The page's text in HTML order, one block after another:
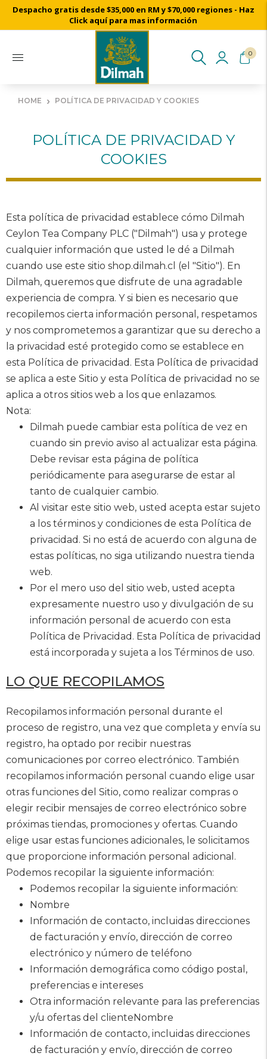
Despacho gratis desde $35,000 en RM y $70,000 regiones - Haz
Click aquí para mas información
0
HOME › POLÍTICA DE PRIVACIDAD Y COOKIES
POLÍTICA DE PRIVACIDAD Y
COOKIES
Esta política de privacidad establece cómo Dilmah
Ceylon Tea Company PLC ("Dilmah") usa y protege
cualquier información que usted le dé a Dilmah
cuando use este sitio shop.dilmah.cl (el "Sitio"). En
Dilmah, queremos que disfrute de una agradable
experiencia de compra. Y si bien es necesario que
recopilemos cierta información personal, respetamos
y nos comprometemos a garantizar que su derecho a
la privacidad esté protegido como se establece en
esta Política de privacidad. Esta Política de privacidad
se aplica a este Sitio y esta Política de privacidad no se
aplica a otros sitios web a los que enlazamos.
Nota:
Dilmah puede cambiar esta política de vez en
cuando sin previo aviso al actualizar esta página.
Debe revisar esta página de política
periódicamente para asegurarse de estar al
tanto de cualquier cambio.
Al visitar este sitio web, usted acepta estar sujeto
a los términos y condiciones de esta Política de
privacidad. Si no está de acuerdo con alguna de
estas políticas, no siga utilizando nuestra tienda
web.
Por el mero uso del sitio web, usted acepta
expresamente nuestro uso y divulgación de su
información personal de acuerdo con esta
Política de Privacidad. Esta Política de privacidad
está incorporada y sujeta a los Términos de uso.
LO QUE RECOPILAMOS
Recopilamos información personal durante el
proceso de registro, una vez que completa y envía su
registro, ha optado por recibir nuestras
comunicaciones por correo electrónico. También
recopilamos información personal cuando elige usar
otras funciones del Sitio, como realizar compras o
elegir recibir mensajes de correo electrónico sobre
próximas tiendas, promociones y ofertas. Cuando
elige usar estas funciones adicionales, le solicitamos
que proporcione información personal adicional.
Podemos recopilar la siguiente información:
Podemos recopilar la siguiente información:
Nombre
Información de contacto, incluidas direcciones
de facturación y envío, dirección de correo
electrónico y número de teléfono
Información demográfica como código postal,
preferencias e intereses
Otra información relevante para las preferencias
y/u ofertas del clienteNombre
Información de contacto, incluidas direcciones
de facturación y envío, dirección de correo